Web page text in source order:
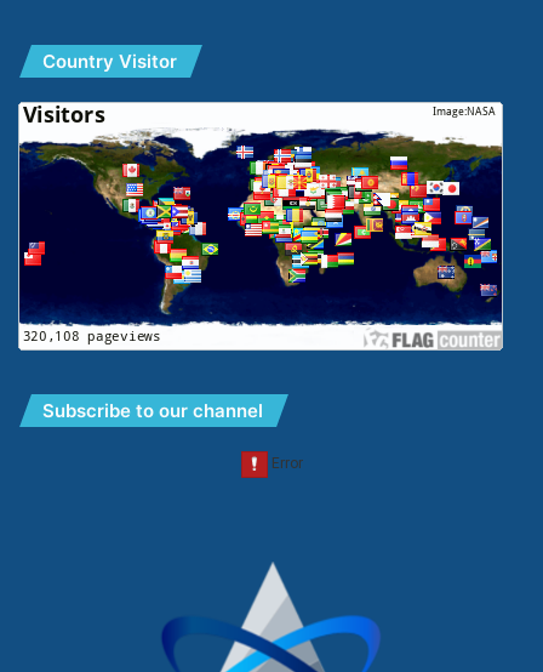
Country Visitor
Subscribe to our channel